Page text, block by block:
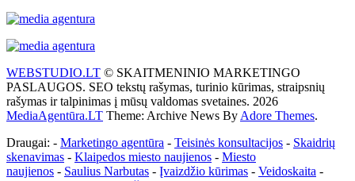
WEBSTUDIO.LT © SKAITMENINIO MARKETINGO
PASLAUGOS. SEO tekstų rašymas, turinio kūrimas, straipsnių
rašymas ir talpinimas į mūsų valdomas svetaines. 2026
MediaAgentūra.LT Theme: Archive News By Adore Themes.
Draugai: - Marketingo agentūra - Teisinės konsultacijos - Skaidrių
skenavimas - Klaipedos miesto naujienos - Miesto
naujienos - Saulius Narbutas - Įvaizdžio kūrimas - Veidoskaita -